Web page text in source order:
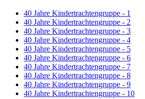
40 Jahre Kindertrachtengruppe - 1
40 Jahre Kindertrachtengruppe - 2
40 Jahre Kindertrachtengruppe - 3
40 Jahre Kindertrachtengruppe - 4
40 Jahre Kindertrachtengruppe - 5
40 Jahre Kindertrachtengruppe - 6
40 Jahre Kindertrachtengruppe - 7
40 Jahre Kindertrachtengruppe - 8
40 Jahre Kindertrachtengruppe - 9
40 Jahre Kindertrachtengruppe - 10